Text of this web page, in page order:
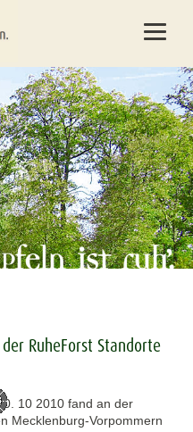
RuheForst Standorte
10 2010 fand an der
Mecklenburg-Vorpommern